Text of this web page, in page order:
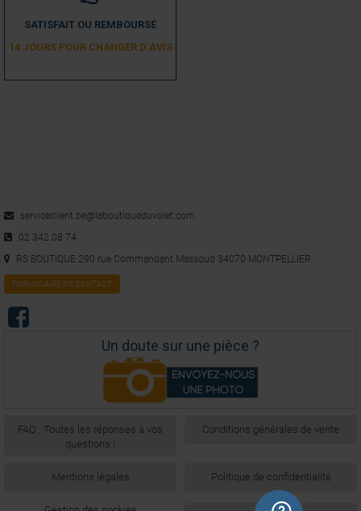
SATISFAIT OU REMBOURSÉ
14 JOURS POUR CHANGER D´AVIS
serviceclient.be@laboutiqueduvolet.com
02 342 08 74
RS BOUTIQUE 290 rue Commandant Massoud 34070 MONTPELLIER
FORMULAIRE DE CONTACT
Un doute sur une pièce ?
FAQ : Toutes les réponses à vos
questions !
Conditions générales de vente
Mentions légales Politique de confidentialité